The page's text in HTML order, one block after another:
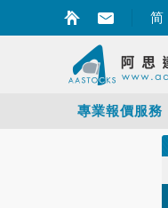
简
專業報價服務